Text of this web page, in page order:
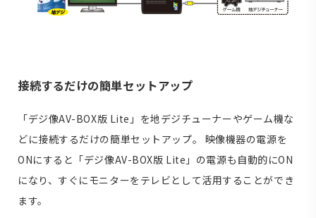
接続するだけの簡単セットアップ
「デジ像AV-BOX版 Lite」を地デジチューナーやゲーム機な
どに接続するだけの簡単セットアップ。 映像機器の電源を
ONにすると「デジ像AV-BOX版 Lite」の電源も自動的にON
になり、すぐにモニターをテレビとして活用することができ
ます。